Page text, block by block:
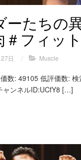
ーたちの
フィッ
日 / Muscle
数: 49105 低評価数:
ャンネルID:UCfY8 […]